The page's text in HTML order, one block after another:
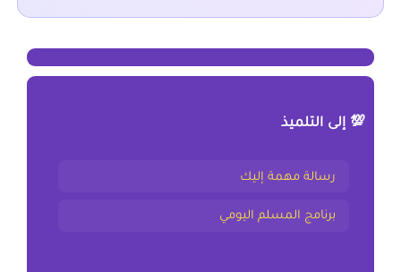
💯 إلى التلميذ
رسالة مهمة إليك
برنامج المسلم اليومي